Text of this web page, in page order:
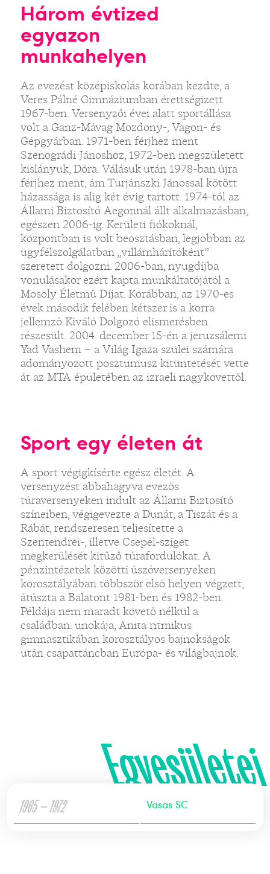
Három évtized
egyazon
munkahelyen
Az evezést középiskolás korában kezdte, a
Veres Pálné Gimnáziumban érettségizett
1967-ben. Versenyzői évei alatt sportállása
volt a Ganz-Mávag Mozdony-, Vagon- és
Gépgyárban. 1971-ben férjhez ment
Szenográdi Jánoshoz, 1972-ben megszületett
kislányuk, Dóra. Válásuk után 1978-ban újra
férjhez ment, ám Turjánszki Jánossal kötött
házassága is alig két évig tartott. 1974-től az
Állami Biztosító Aegonnál állt alkalmazásban,
egészen 2006-ig. Kerületi fiókoknál,
központban is volt beosztásban, legjobban az
ügyfélszolgálatban „villámhárítóként”
szeretett dolgozni. 2006-ban, nyugdíjba
vonulásakor ezért kapta munkáltatójától a
Mosoly Életmű Díjat. Korábban, az 1970-es
évek második felében kétszer is a korra
jellemző Kiváló Dolgozó elismerésben
részesült. 2004. december 15-én a jeruzsálemi
Yad Vashem – a Világ Igaza szülei számára
adományozott posztumusz kitüntetését vette
át az MTA épületében az izraeli nagykövettől.
Sport egy életen át
A sport végigkísérte egész életét. A
versenyzést abbahagyva evezős
túraversenyeken indult az Állami Biztosító
színeiben, végigevezte a Dunát, a Tiszát és a
Rábát, rendszeresen teljesítette a
Szentendrei-, illetve Csepel-sziget
megkerülését kitűző túrafordulókat. A
pénzintézetek közötti úszóversenyeken
korosztályában többször első helyen végzett,
átúszta a Balatont 1981-ben és 1982-ben.
Példája nem maradt követő nélkül a
családban: unokája, Anita ritmikus
gimnasztikában korosztályos bajnokságok
után csapattáncban Európa- és világbajnok.
Egyesületei
1965 — 1972 Vasas SC